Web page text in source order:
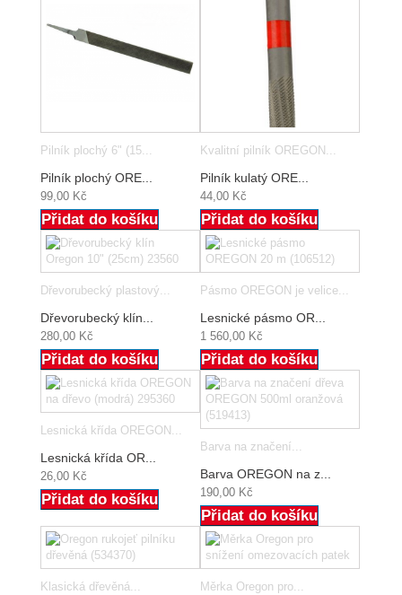
Pilník plochý 6" (15...
Pilník plochý ORE...
99,00 Kč
Přidat do košíku
Kvalitní pilník OREGON...
Pilník kulatý ORE...
44,00 Kč
Přidat do košíku
Dřevorubecký plastový...
Dřevorubecký klín...
280,00 Kč
Přidat do košíku
Pásmo OREGON je velice...
Lesnické pásmo OR...
1 560,00 Kč
Přidat do košíku
Lesnická křída OREGON...
Lesnická křída OR...
26,00 Kč
Přidat do košíku
Barva na značení...
Barva OREGON na z...
190,00 Kč
Přidat do košíku
Klasická dřevěná... Měrka Oregon pro...